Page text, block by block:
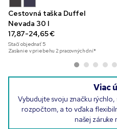
Cestovná taška Duffel
Nevada 30 l
17,87-24,65 €
Stačí objednať 5
Zaslanie v priebehu 2 pracovných dní*
Viac
Vybudujte svoju značku rýchlo,
rozpočtom, a to vďaka
našej záruke